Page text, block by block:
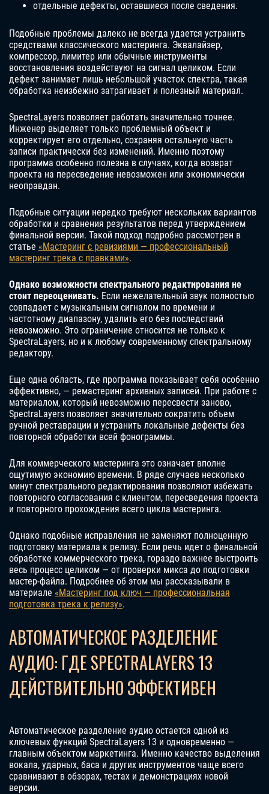
отдельные дефекты, оставшиеся после сведения.
Подобные проблемы далеко не всегда удается устранить
средствами классического мастеринга. Эквалайзер,
компрессор, лимитер или обычные инструменты
восстановления воздействуют на сигнал целиком. Если
дефект занимает лишь небольшой участок спектра, такая
обработка неизбежно затрагивает и полезный материал.
SpectraLayers позволяет работать значительно точнее.
Инженер выделяет только проблемный объект и
корректирует его отдельно, сохраняя остальную часть
записи практически без изменений. Именно поэтому
программа особенно полезна в случаях, когда возврат
проекта на пересведение невозможен или экономически
неоправдан.
Подобные ситуации нередко требуют нескольких вариантов
обработки и сравнения результатов перед утверждением
финальной версии. Такой подход подробно рассмотрен в
статье «Мастеринг с ревизиями — профессиональный
мастеринг трека с правками».
Однако возможности спектрального редактирования не
стоит переоценивать. Если нежелательный звук полностью
совпадает с музыкальным сигналом по времени и
частотному диапазону, удалить его без последствий
невозможно. Это ограничение относится не только к
SpectraLayers, но и к любому современному спектральному
редактору.
Еще одна область, где программа показывает себя особенно
эффективно, — ремастеринг архивных записей. При работе с
материалом, который невозможно пересвести заново,
SpectraLayers позволяет значительно сократить объем
ручной реставрации и устранить локальные дефекты без
повторной обработки всей фонограммы.
Для коммерческого мастеринга это означает вполне
ощутимую экономию времени. В ряде случаев несколько
минут спектрального редактирования позволяют избежать
повторного согласования с клиентом, пересведения проекта
и повторного прохождения всего цикла мастеринга.
Однако подобные исправления не заменяют полноценную
подготовку материала к релизу. Если речь идет о финальной
обработке коммерческого трека, гораздо важнее выстроить
весь процесс целиком — от проверки микса до подготовки
мастер-файла. Подробнее об этом мы рассказывали в
материале «Мастеринг под ключ — профессиональная
подготовка трека к релизу».
АВТОМАТИЧЕСКОЕ РАЗДЕЛЕНИЕ
АУДИО: ГДЕ SPECTRALAYERS 13
ДЕЙСТВИТЕЛЬНО ЭФФЕКТИВЕН
Автоматическое разделение аудио остается одной из
ключевых функций SpectraLayers 13 и одновременно —
главным объектом маркетинга. Именно качество выделения
вокала, ударных, баса и других инструментов чаще всего
сравнивают в обзорах, тестах и демонстрациях новой
версии.